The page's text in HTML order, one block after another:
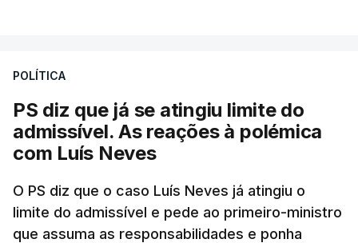
abertura de qualquer processo disciplinar, por não
ter qualquer elemento que indicie a realização
dessas obras.
Empreiteiro da
POLÍTICA
PS diz que já se atingiu limite do
admissível. As reações à polémica
com Luís Neves
O PS diz que o caso Luís Neves já atingiu o
limite do admissível e pede ao primeiro-ministro
que assuma as responsabilidades e ponha